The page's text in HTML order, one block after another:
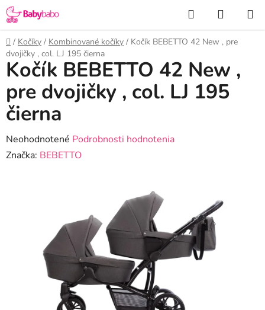
Prejsť
na
obsah
Hľadať
KOŠÍK
Domov
/ Kočíky / Kombinované kočíky / Kočík BEBETTO 42 New , pre
dvojičky , col. LJ 195 čierna
Kočík BEBETTO 42 New ,
pre dvojičky , col. LJ 195
čierna
Priemerné
hodnotenie
hviezdičiek.
Neohodnotené Podrobnosti hodnotenia
Značka: BEBETTO